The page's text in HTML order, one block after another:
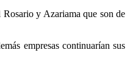
y Azariama que son de
empresas continuarían sus